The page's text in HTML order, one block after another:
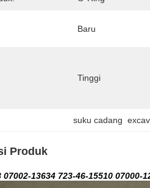
Baru
Tinggi
suku cadang
Produk
07002-13634 723-46-15510 07000-